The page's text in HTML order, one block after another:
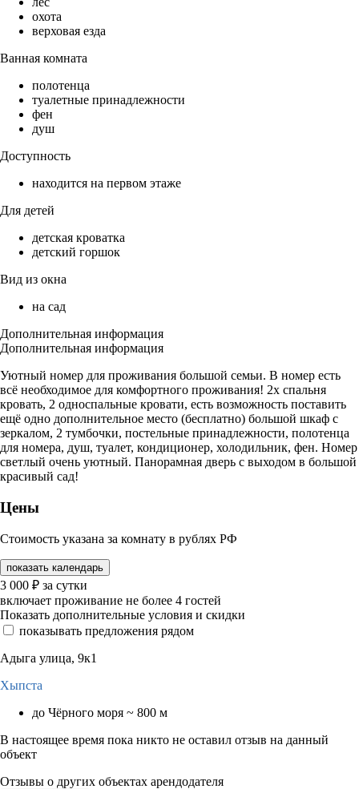
охота
верховая езда
Ванная комната
полотенца
туалетные принадлежности
фен
душ
Доступность
находится на первом этаже
Для детей
детская кроватка
детский горшок
Вид из окна
на сад
Дополнительная информация
Дополнительная информация
Уютный номер для проживания большой семьи. В номер есть
всё необходимое для комфортного проживания! 2х спальня
кровать, 2 односпальные кровати, есть возможность поставить
ещё одно дополнительное место (бесплатно) большой шкаф с
зеркалом, 2 тумбочки, постельные принадлежности, полотенца
для номера, душ, туалет, кондиционер, холодильник, фен. Номер
светлый очень уютный. Панорамная дверь с выходом в большой
красивый сад!
Цены
Стоимость указана за комнату в рублях РФ
показать календарь
3 000 ₽ за сутки
включает проживание не более 4 гостей
Показать дополнительные условия и скидки
показывать предложения рядом
Адыга улица, 9к1
Хыпста
до Чёрного моря ~ 800 м
В настоящее время пока никто не оставил отзыв на данный
объект
Отзывы о других объектах арендодателя